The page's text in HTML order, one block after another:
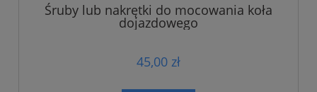
Śruby lub nakrętki do mocowania koła
dojazdowego
45,00 zł